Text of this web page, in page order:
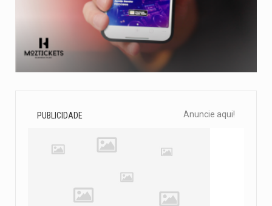
PUBLICIDADE Anuncie aqui!